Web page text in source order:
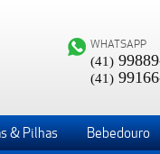
WHATSAPP
(41)
(41)
& Pilhas Bebedouro